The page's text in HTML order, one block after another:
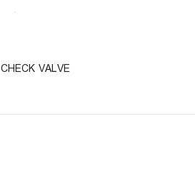
CHECK VALVE